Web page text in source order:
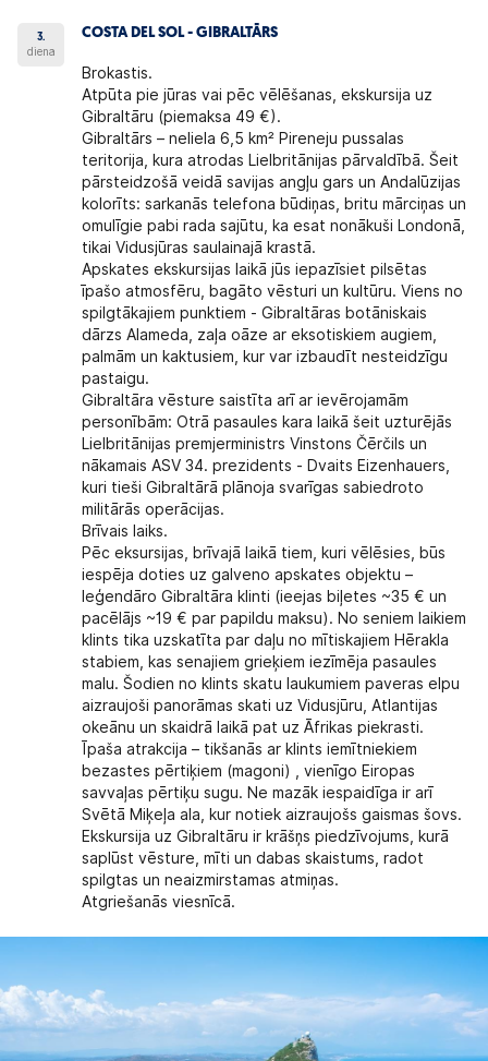
3.
diena
COSTA DEL SOL - GIBRALTĀRS
Brokastis.
Atpūta pie jūras vai pēc vēlēšanas, ekskursija uz
Gibraltāru (piemaksa 49 €).
Gibraltārs – neliela 6,5 km² Pireneju pussalas
teritorija, kura atrodas Lielbritānijas pārvaldībā. Šeit
pārsteidzošā veidā savijas angļu gars un Andalūzijas
kolorīts: sarkanās telefona būdiņas, britu mārciņas un
omulīgie pabi rada sajūtu, ka esat nonākuši Londonā,
tikai Vidusjūras saulainajā krastā.
Apskates ekskursijas laikā jūs iepazīsiet pilsētas
īpašo atmosfēru, bagāto vēsturi un kultūru. Viens no
spilgtākajiem punktiem - Gibraltāras botāniskais
dārzs Alameda, zaļa oāze ar eksotiskiem augiem,
palmām un kaktusiem, kur var izbaudīt nesteidzīgu
pastaigu.
Gibraltāra vēsture saistīta arī ar ievērojamām
personībām: Otrā pasaules kara laikā šeit uzturējās
Lielbritānijas premjerministrs Vinstons Čērčils un
nākamais ASV 34. prezidents - Dvaits Eizenhauers,
kuri tieši Gibraltārā plānoja svarīgas sabiedroto
militārās operācijas.
Brīvais laiks.
Pēc eksursijas, brīvajā laikā tiem, kuri vēlēsies, būs
iespēja doties uz galveno apskates objektu –
leģendāro Gibraltāra klinti (ieejas biļetes ~35 € un
pacēlājs ~19 € par papildu maksu). No seniem laikiem
klints tika uzskatīta par daļu no mītiskajiem Hērakla
stabiem, kas senajiem grieķiem iezīmēja pasaules
malu. Šodien no klints skatu laukumiem paveras elpu
aizraujoši panorāmas skati uz Vidusjūru, Atlantijas
okeānu un skaidrā laikā pat uz Āfrikas piekrasti.
Īpaša atrakcija – tikšanās ar klints iemītniekiem
bezastes pērtiķiem (magoni) , vienīgo Eiropas
savvaļas pērtiķu sugu. Ne mazāk iespaidīga ir arī
Svētā Miķeļa ala, kur notiek aizraujošs gaismas šovs.
Ekskursija uz Gibraltāru ir krāšņs piedzīvojums, kurā
saplūst vēsture, mīti un dabas skaistums, radot
spilgtas un neaizmirstamas atmiņas.
Atgriešanās viesnīcā.